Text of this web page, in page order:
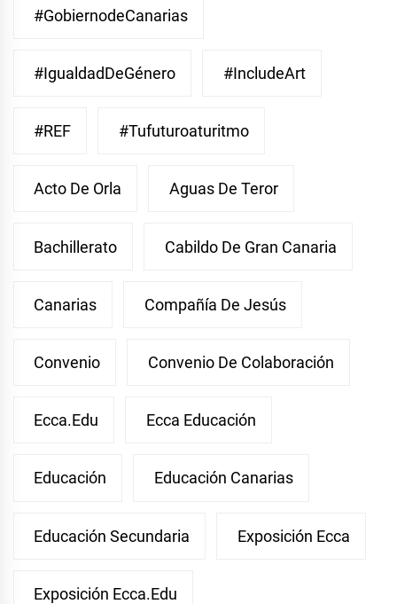
#GobiernodeCanarias
#IgualdadDeGénero #IncludeArt
#REF #Tufuturoaturitmo
Acto De Orla Aguas De Teror
Bachillerato Cabildo De Gran Canaria
Canarias Compañía De Jesús
Convenio Convenio De Colaboración
Ecca.edu Ecca Educación
Educación Educación Canarias
Educación Secundaria Exposición Ecca
Exposición Ecca.edu